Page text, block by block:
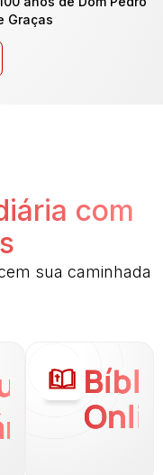
Graças
com
sua caminhada